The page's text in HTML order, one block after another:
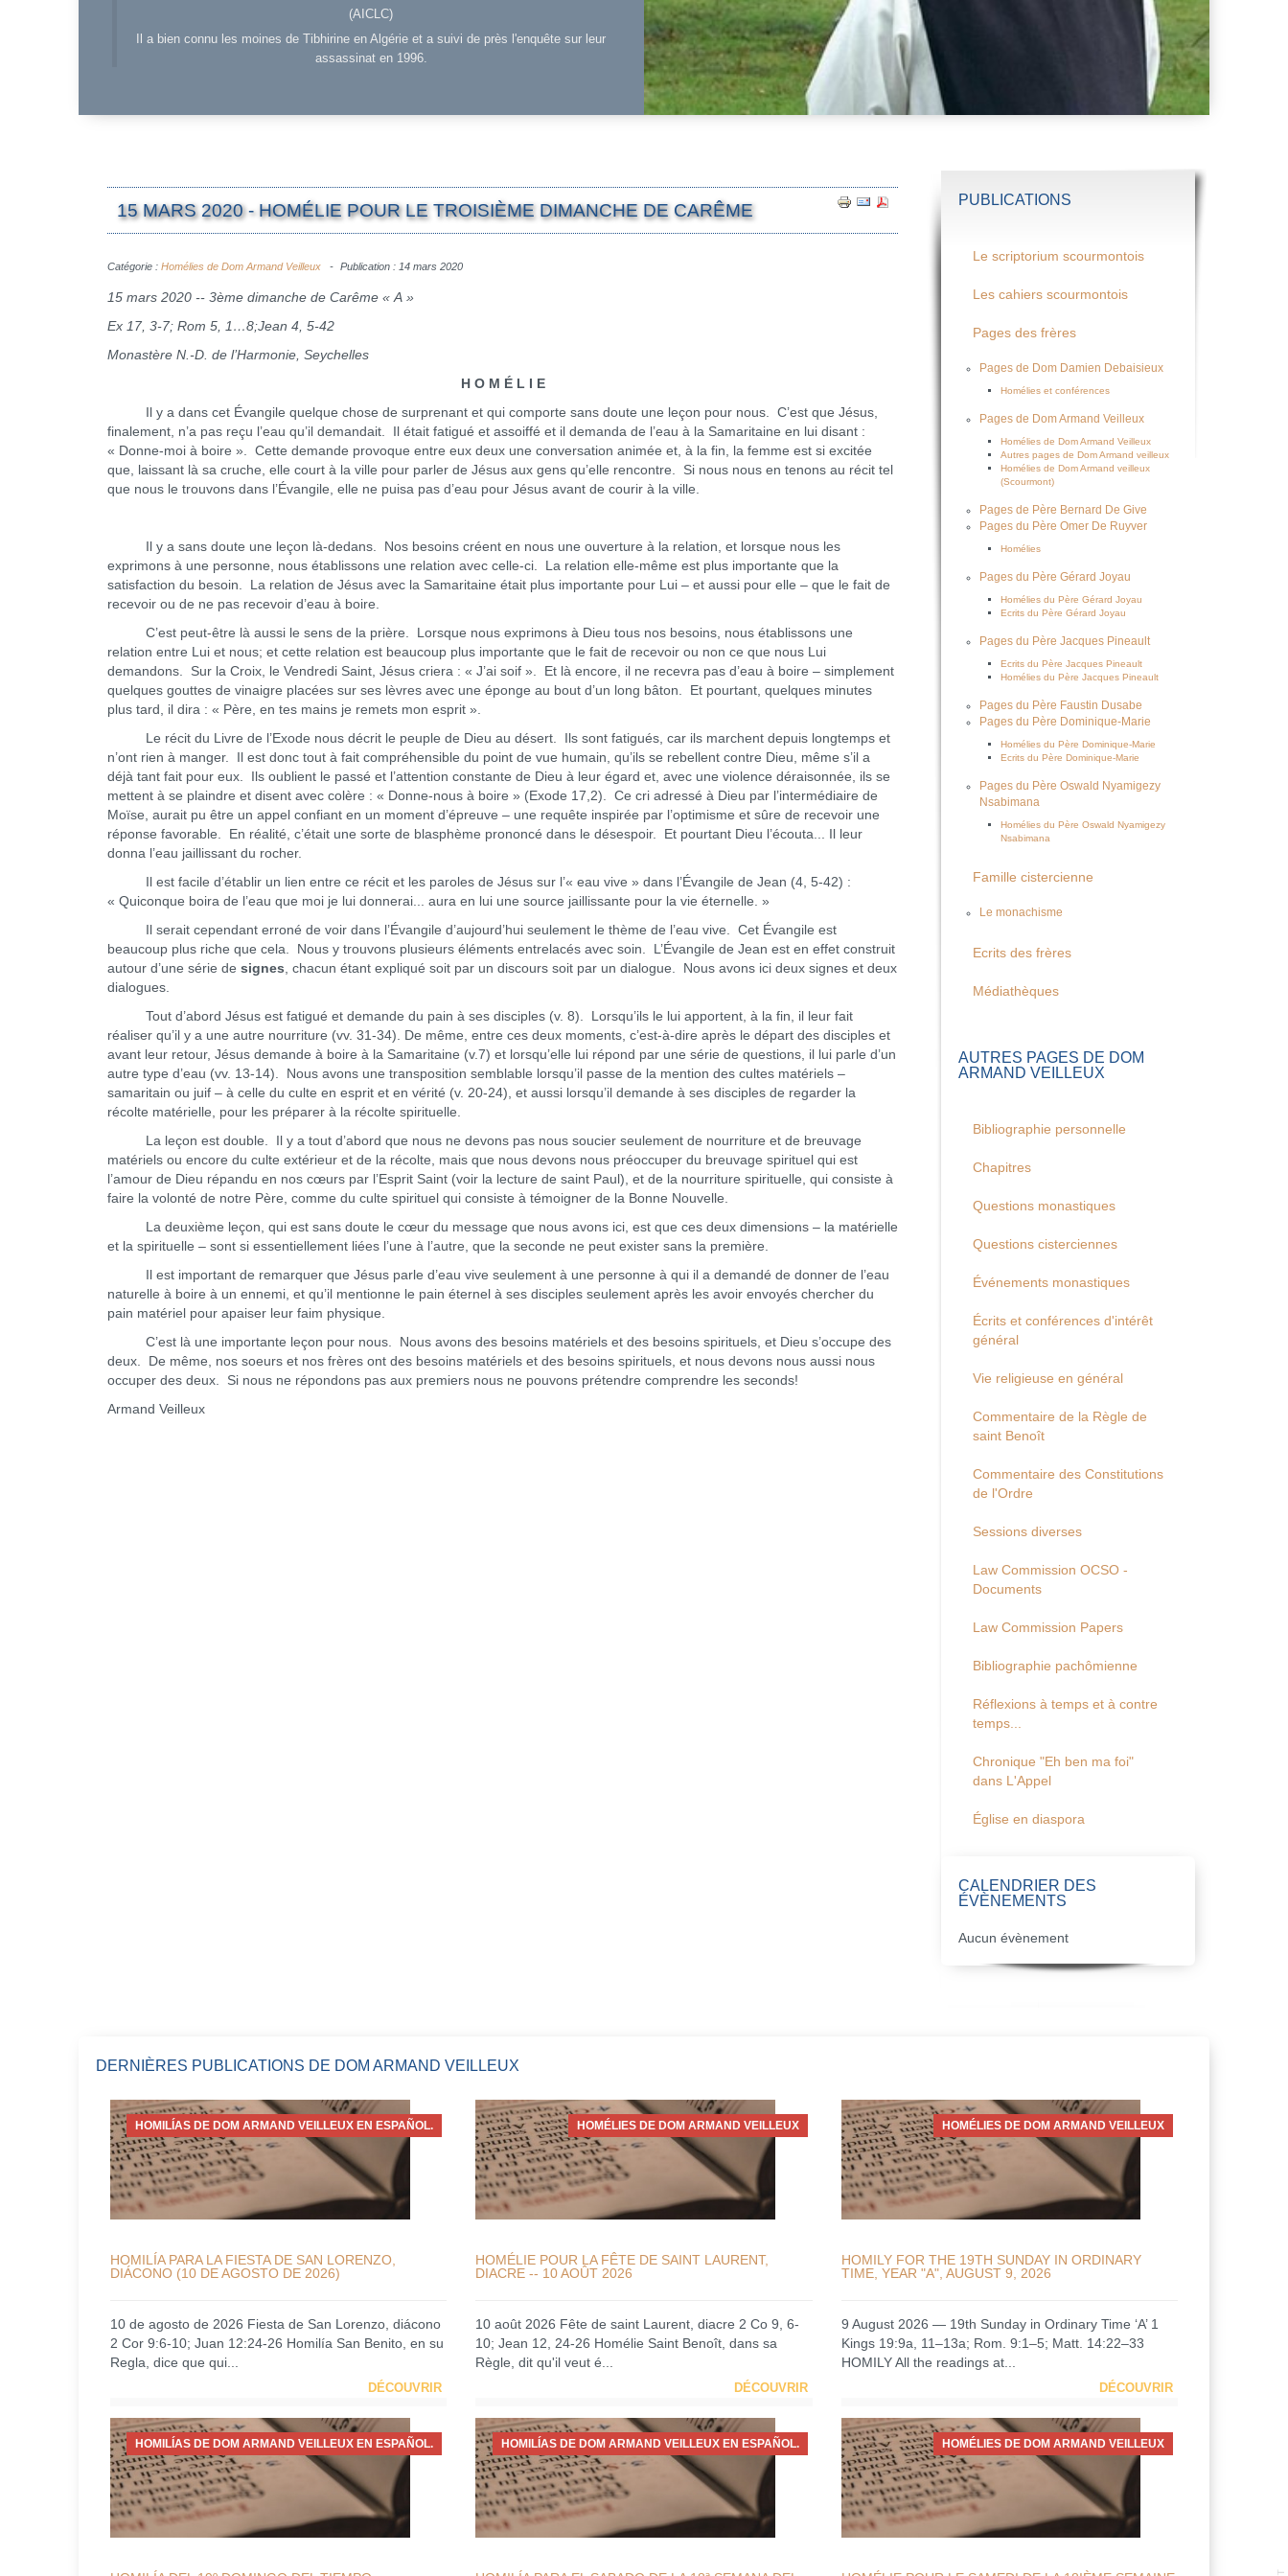
(AICLC)
Il a bien connu les moines de Tibhirine en Algérie et a suivi de près l'enquête sur leur
assassinat en 1996.
15 MARS 2020 - HOMÉLIE POUR LE TROISIÈME DIMANCHE DE CARÊME
Catégorie : Homélies de Dom Armand Veilleux Publication : 14 mars 2020
15 mars 2020 -- 3ème dimanche de Carême «A »
Ex 17, 3-7; Rom 5, 1…8;Jean 4, 5-42
Monastère N.-D. de l’Harmonie, Seychelles
H O M É L I E
Il y a dans cet Évangile quelque chose de surprenant et qui comporte sans doute une leçon pour nous. C’est que Jésus,
finalement, n’a pas reçu l’eau qu’il demandait. Il était fatigué et assoiffé et il demanda de l’eau à la Samaritaine en lui disant :
« Donne-moi à boire ». Cette demande provoque entre eux deux une conversation animée et, à la fin, la femme est si excitée
que, laissant là sa cruche, elle court à la ville pour parler de Jésus aux gens qu’elle rencontre. Si nous nous en tenons au récit tel
que nous le trouvons dans l’Évangile, elle ne puisa pas d’eau pour Jésus avant de courir à la ville.
Il y a sans doute une leçon là-dedans. Nos besoins créent en nous une ouverture à la relation, et lorsque nous les
exprimons à une personne, nous établissons une relation avec celle-ci. La relation elle-même est plus importante que la
satisfaction du besoin. La relation de Jésus avec la Samaritaine était plus importante pour Lui – et aussi pour elle – que le fait de
recevoir ou de ne pas recevoir d’eau à boire.
C’est peut-être là aussi le sens de la prière. Lorsque nous exprimons à Dieu tous nos besoins, nous établissons une
relation entre Lui et nous; et cette relation est beaucoup plus importante que le fait de recevoir ou non ce que nous Lui
demandons. Sur la Croix, le Vendredi Saint, Jésus criera : « J’ai soif ». Et là encore, il ne recevra pas d’eau à boire – simplement
quelques gouttes de vinaigre placées sur ses lèvres avec une éponge au bout d’un long bâton. Et pourtant, quelques minutes
plus tard, il dira : « Père, en tes mains je remets mon esprit ».
Le récit du Livre de l’Exode nous décrit le peuple de Dieu au désert. Ils sont fatigués, car ils marchent depuis longtemps et
n’ont rien à manger. Il est donc tout à fait compréhensible du point de vue humain, qu’ils se rebellent contre Dieu, même s’il a
déjà tant fait pour eux. Ils oublient le passé et l’attention constante de Dieu à leur égard et, avec une violence déraisonnée, ils se
mettent à se plaindre et disent avec colère : « Donne-nous à boire » (Exode 17,2). Ce cri adressé à Dieu par l’intermédiaire de
Moïse, aurait pu être un appel confiant en un moment d’épreuve – une requête inspirée par l’optimisme et sûre de recevoir une
réponse favorable. En réalité, c’était une sorte de blasphème prononcé dans le désespoir. Et pourtant Dieu l’écouta... Il leur
donna l’eau jaillissant du rocher.
Il est facile d’établir un lien entre ce récit et les paroles de Jésus sur l’« eau vive » dans l’Évangile de Jean (4, 5-42) :
« Quiconque boira de l’eau que moi je lui donnerai... aura en lui une source jaillissante pour la vie éternelle. »
Il serait cependant erroné de voir dans l’Évangile d’aujourd’hui seulement le thème de l’eau vive. Cet Évangile est
beaucoup plus riche que cela. Nous y trouvons plusieurs éléments entrelacés avec soin. L’Évangile de Jean est en effet construit
autour d’une série de signes, chacun étant expliqué soit par un discours soit par un dialogue. Nous avons ici deux signes et deux
dialogues.
Tout d’abord Jésus est fatigué et demande du pain à ses disciples (v. 8). Lorsqu’ils le lui apportent, à la fin, il leur fait
réaliser qu’il y a une autre nourriture (vv. 31-34). De même, entre ces deux moments, c’est-à-dire après le départ des disciples et
avant leur retour, Jésus demande à boire à la Samaritaine (v.7) et lorsqu’elle lui répond par une série de questions, il lui parle d’un
autre type d’eau (vv. 13-14). Nous avons une transposition semblable lorsqu’il passe de la mention des cultes matériels –
samaritain ou juif – à celle du culte en esprit et en vérité (v. 20-24), et aussi lorsqu’il demande à ses disciples de regarder la
récolte matérielle, pour les préparer à la récolte spirituelle.
La leçon est double. Il y a tout d’abord que nous ne devons pas nous soucier seulement de nourriture et de breuvage
matériels ou encore du culte extérieur et de la récolte, mais que nous devons nous préoccuper du breuvage spirituel qui est
l’amour de Dieu répandu en nos cœurs par l’Esprit Saint (voir la lecture de saint Paul), et de la nourriture spirituelle, qui consiste à
faire la volonté de notre Père, comme du culte spirituel qui consiste à témoigner de la Bonne Nouvelle.
La deuxième leçon, qui est sans doute le cœur du message que nous avons ici, est que ces deux dimensions – la matérielle
et la spirituelle – sont si essentiellement liées l’une à l’autre, que la seconde ne peut exister sans la première.
Il est important de remarquer que Jésus parle d’eau vive seulement à une personne à qui il a demandé de donner de l’eau
naturelle à boire à un ennemi, et qu’il mentionne le pain éternel à ses disciples seulement après les avoir envoyés chercher du
pain matériel pour apaiser leur faim physique.
C’est là une importante leçon pour nous. Nous avons des besoins matériels et des besoins spirituels, et Dieu s’occupe des
deux. De même, nos soeurs et nos frères ont des besoins matériels et des besoins spirituels, et nous devons nous aussi nous
occuper des deux. Si nous ne répondons pas aux premiers nous ne pouvons prétendre comprendre les seconds!
Armand Veilleux
PUBLICATIONS
Le scriptorium scourmontois
Les cahiers scourmontois
Pages des frères
Pages de Dom Damien Debaisieux
Homélies et conférences
Pages de Dom Armand Veilleux
Homélies de Dom Armand Veilleux
Autres pages de Dom Armand veilleux
Homélies de Dom Armand veilleux
(Scourmont)
Pages de Père Bernard De Give
Pages du Père Omer De Ruyver
Homélies
Pages du Père Gérard Joyau
Homélies du Père Gérard Joyau
Ecrits du Père Gérard Joyau
Pages du Père Jacques Pineault
Ecrits du Père Jacques Pineault
Homélies du Père Jacques Pineault
Pages du Père Faustin Dusabe
Pages du Père Dominique-Marie
Homélies du Père Dominique-Marie
Ecrits du Père Dominique-Marie
Pages du Père Oswald Nyamigezy
Nsabimana
Homélies du Père Oswald Nyamigezy
Nsabimana
Famille cistercienne
Le monachisme
Ecrits des frères
Médiathèques
AUTRES PAGES DE DOM
ARMAND VEILLEUX
Bibliographie personnelle
Chapitres
Questions monastiques
Questions cisterciennes
Événements monastiques
Écrits et conférences d'intérêt
général
Vie religieuse en général
Commentaire de la Règle de
saint Benoît
Commentaire des Constitutions
de l'Ordre
Sessions diverses
Law Commission OCSO -
Documents
Law Commission Papers
Bibliographie pachômienne
Réflexions à temps et à contre
temps...
Chronique "Eh ben ma foi"
dans L'Appel
Église en diaspora
CALENDRIER DES
ÉVÈNEMENTS
Aucun évènement
DERNIÈRES PUBLICATIONS DE DOM ARMAND VEILLEUX
HOMILÍAS DE DOM ARMAND VEILLEUX EN ESPAÑOL.
HOMILÍA PARA LA FIESTA DE SAN LORENZO,
DIÁCONO (10 DE AGOSTO DE 2026)
10 de agosto de 2026 Fiesta de San Lorenzo, diácono
2 Cor 9:6-10; Juan 12:24-26 Homilía San Benito, en su
Regla, dice que qui...
DÉCOUVRIR
HOMÉLIES DE DOM ARMAND VEILLEUX
HOMÉLIE POUR LA FÊTE DE SAINT LAURENT,
DIACRE -- 10 AOÛT 2026
10 août 2026 Fête de saint Laurent, diacre 2 Co 9, 6-
10; Jean 12, 24-26 Homélie Saint Benoît, dans sa
Règle, dit qu'il veut é...
DÉCOUVRIR
HOMÉLIES DE DOM ARMAND VEILLEUX
HOMILY FOR THE 19TH SUNDAY IN ORDINARY
TIME, YEAR "A", AUGUST 9, 2026
9 August 2026 — 19th Sunday in Ordinary Time ‘A’ 1
Kings 19:9a, 11–13a; Rom. 9:1–5; Matt. 14:22–33
HOMILY All the readings at...
DÉCOUVRIR
HOMILÍAS DE DOM ARMAND VEILLEUX EN ESPAÑOL. HOMILÍAS DE DOM ARMAND VEILLEUX EN ESPAÑOL. HOMÉLIES DE DOM ARMAND VEILLEUX